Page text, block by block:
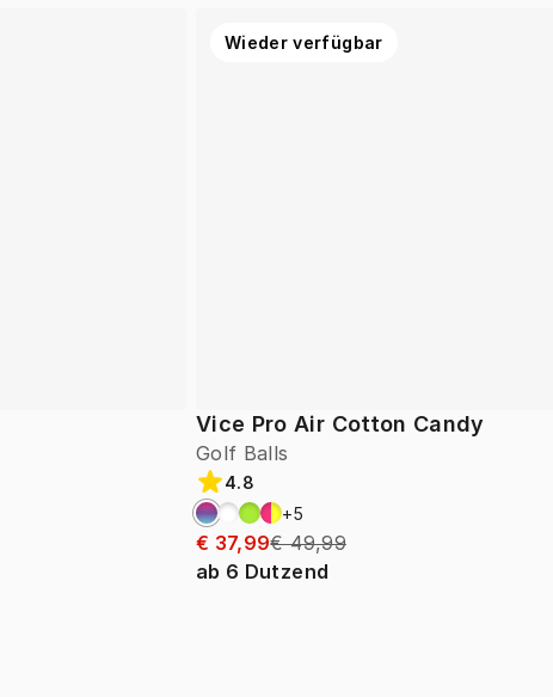
Vice Pro Air Cotton Candy
Golf Balls
Wieder verfügbar
4.8
+5
€ 37,99€ 49,99
ab 6 Dutzend